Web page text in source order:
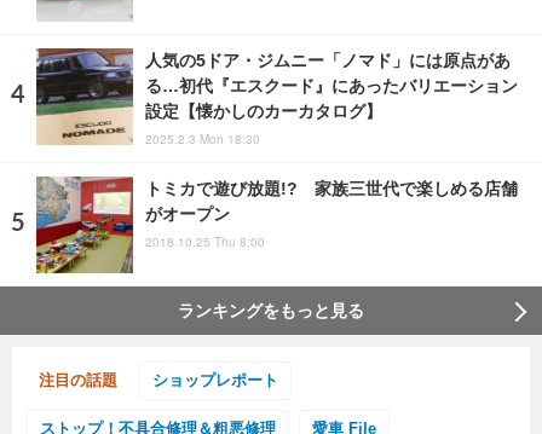
人気の5ドア・ジムニー「ノマド」には原点があ
る…初代『エスクード』にあったバリエーション
設定【懐かしのカーカタログ】
2025.2.3 Mon 18:30
トミカで遊び放題!? 家族三世代で楽しめる店舗
がオープン
2018.10.25 Thu 8:00
ランキングをもっと見る
注目の話題 ショップレポート
ストップ！不具合修理＆粗悪修理 愛車 File